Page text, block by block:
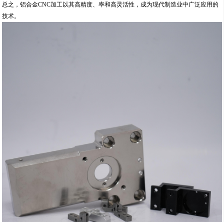
总之，铝合金CNC加工以其高精度、率和高灵活性，成为现代制造业中广泛应用的
技术。